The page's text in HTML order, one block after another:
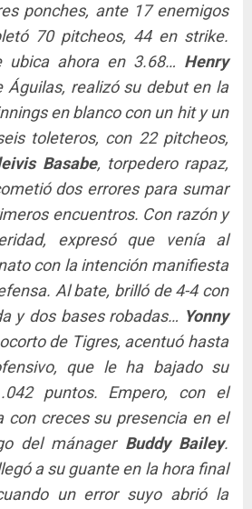
ponches, ante 17 enemigos
70 pitcheos, 44 en strike.
ubica ahora en 3.68… Henry
Águilas, realizó su debut en la
en blanco con un hit y un
toleteros, con 22 pitcheos,
Basabe, torpedero rapaz,
dos errores para sumar
encuentros. Con razón y
expresó que venía al
con la intención manifiesta
Al bate, brilló de 4-4 con
y dos bases robadas… Yonny
de Tigres, acentuó hasta
que le ha bajado su
puntos. Empero, con el
con creces su presencia en el
del mánager Buddy Bailey.
a su guante en la hora final
un error suyo abrió la